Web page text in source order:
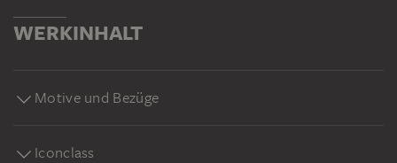
WERKINHALT
Motive und Bezüge
Iconclass